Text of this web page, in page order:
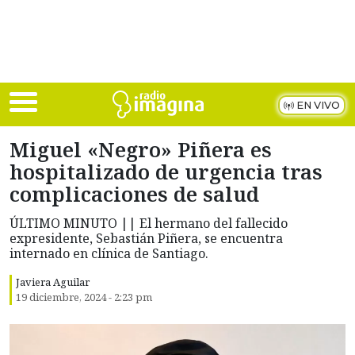
EN VIVO
Miguel «Negro» Piñera es
hospitalizado de urgencia tras
complicaciones de salud
ÚLTIMO MINUTO || El hermano del fallecido
expresidente, Sebastián Piñera, se encuentra
internado en clínica de Santiago.
Javiera Aguilar
19 diciembre, 2024 - 2:23 pm